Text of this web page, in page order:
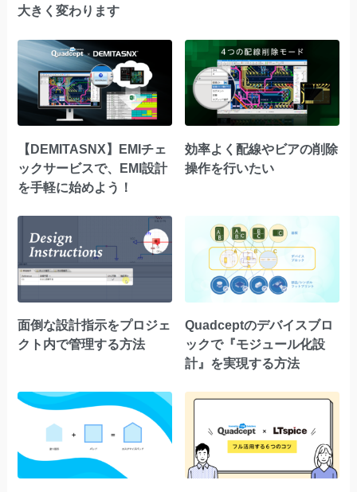
大きく変わります
【DEMITASNX】EMIチェ
ックサービスで、EMI設計
を手軽に始めよう！
効率よく配線やビアの削除
操作を行いたい
面倒な設計指示をプロジェ
クト内で管理する方法
Quadceptのデバイスブロ
ックで『モジュール化設
計』を実現する方法